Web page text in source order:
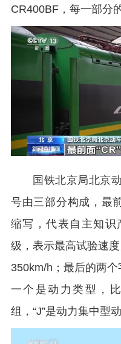
CR400BF，每一部分
国铁北京局北京
号由三部分构成，最
缩写，代表自主知识
级，表示最高试验速
350km/h；最后的两
一个是动力类型，
组，“J”是动力集中型动